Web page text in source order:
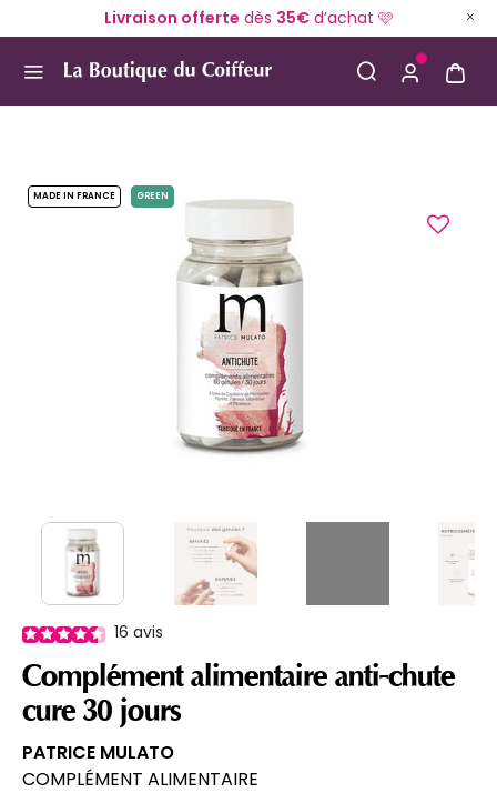
Livraison offerte dès 35€d’achat 🩷
MADE IN FRANCE GREEN
16 avis
Complément alimentaire anti-chute
cure 30 jours
PATRICE MULATO
COMPLÉMENT ALIMENTAIRE